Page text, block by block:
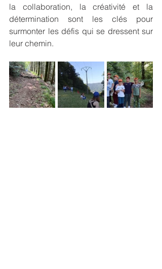
la collaboration, la créativité et la
détermination sont les clés pour
surmonter les défis qui se dressent sur
leur chemin.